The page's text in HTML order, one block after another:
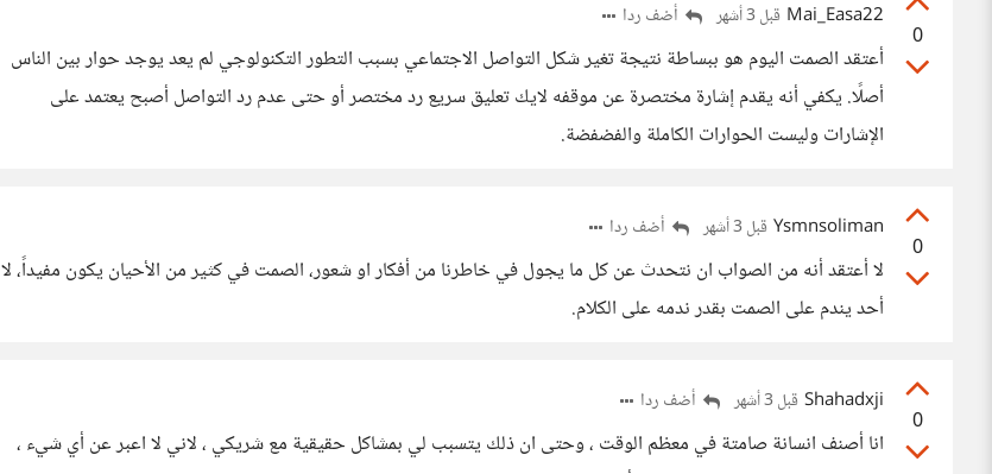
0
Mai_Easa22 قبل 3 أشهر أضف ردا
أعتقد الصمت اليوم هو ببساطة نتيجة تغير شكل التواصل الاجتماعي بسبب التطور التكنولوجي لم يعد يوجد حوار بين الناس
أصلًا. يكفي أنه يقدم إشارة مختصرة عن موقفه لايك تعليق سريع رد مختصر أو حتى عدم رد التواصل أصبح يعتمد على
الإشارات وليست الحوارات الكاملة والفضفضة.
0
Ysmnsoliman قبل 3 أشهر أضف ردا
لا أعتقد أنه من الصواب ان نتحدث عن كل ما يجول في خاطرنا من أفكار او شعور، الصمت في كثير من الأحيان يكون مفيداً، لا
أحد يندم على الصمت بقدر ندمه على الكلام.
0
Shahadxji قبل 3 أشهر أضف ردا
انا أصنف انسانة صامتة في معظم الوقت ، وحتى ان ذلك يتسبب لي بمشاكل حقيقية مع شريكي ، لاني لا اعبر عن أي شيء ،